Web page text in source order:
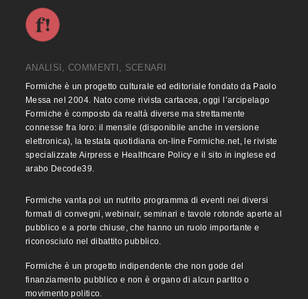
ANALISI, COMMENTI, SCENARI
Formiche è un progetto culturale ed editoriale fondato da Paolo
Messa nel 2004. Nato come rivista cartacea, oggi l’arcipelago
Formiche è composto da realtà diverse ma strettamente
connesse fra loro: il mensile (disponibile anche in versione
elettronica), la testata quotidiana on-line Formiche.net, le riviste
specializzate Airpress e Healthcare Policy e il sito in inglese ed
arabo Decode39.
Formiche vanta poi un nutrito programma di eventi nei diversi
formati di convegni, webinair, seminari e tavole rotonde aperte al
pubblico e a porte chiuse, che hanno un ruolo importante e
riconosciuto nel dibattito pubblico.
Formiche è un progetto indipendente che non gode del
finanziamento pubblico e non è organo di alcun partito o
movimento politico.